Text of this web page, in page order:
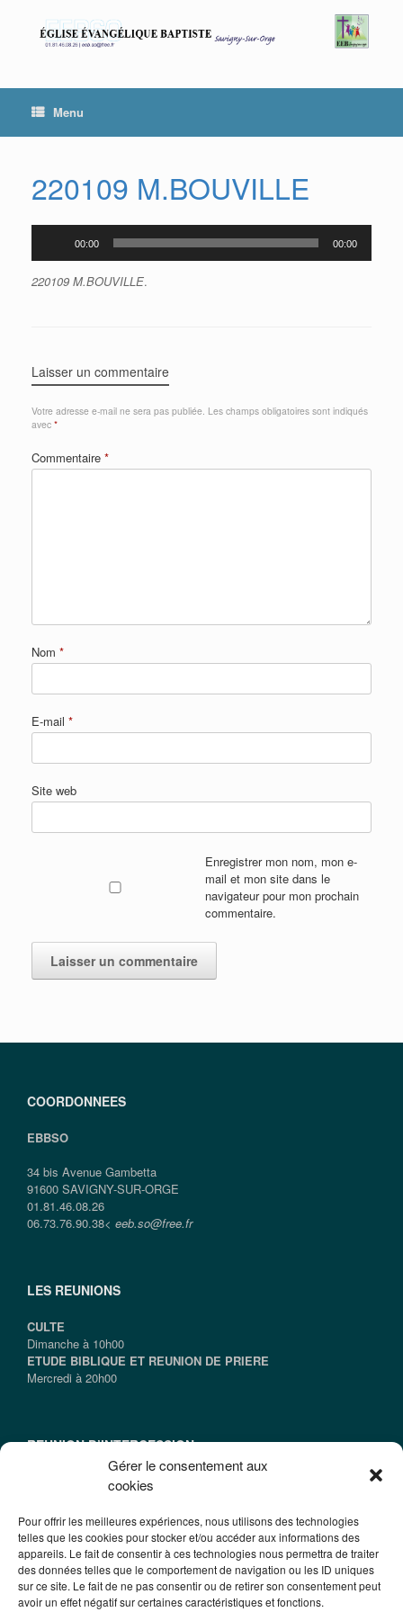
Gérer le consentement aux
cookies
Pour offrir les meilleures expériences, nous utilisons des technologies
telles que les cookies pour stocker et/ou accéder aux informations des
appareils. Le fait de consentir à ces technologies nous permettra de traiter
des données telles que le comportement de navigation ou les ID uniques
sur ce site. Le fait de ne pas consentir ou de retirer son consentement peut
avoir un effet négatif sur certaines caractéristiques et fonctions.
Menu
220109 M.BOUVILLE
00:00 00:00
220109 M.BOUVILLE.
Laisser un commentaire
Votre adresse e-mail ne sera pas publiée. Les champs obligatoires sont indiqués
avec *
Commentaire *
Nom *
E-mail *
Site web
Enregistrer mon nom, mon e-
mail et mon site dans le
navigateur pour mon prochain
commentaire.
COORDONNEES
EBBSO
34 bis Avenue Gambetta
91600 SAVIGNY-SUR-ORGE
01.81.46.08.26
06.73.76.90.38< eeb.so@free.fr
LES REUNIONS
CULTE
Dimanche à 10h00
ETUDE BIBLIQUE ET REUNION DE PRIERE
Mercredi à 20h00
REUNION D’INTERCESSION
Samedi à 09h15
INFORMATIONS
@2016 EEBSO